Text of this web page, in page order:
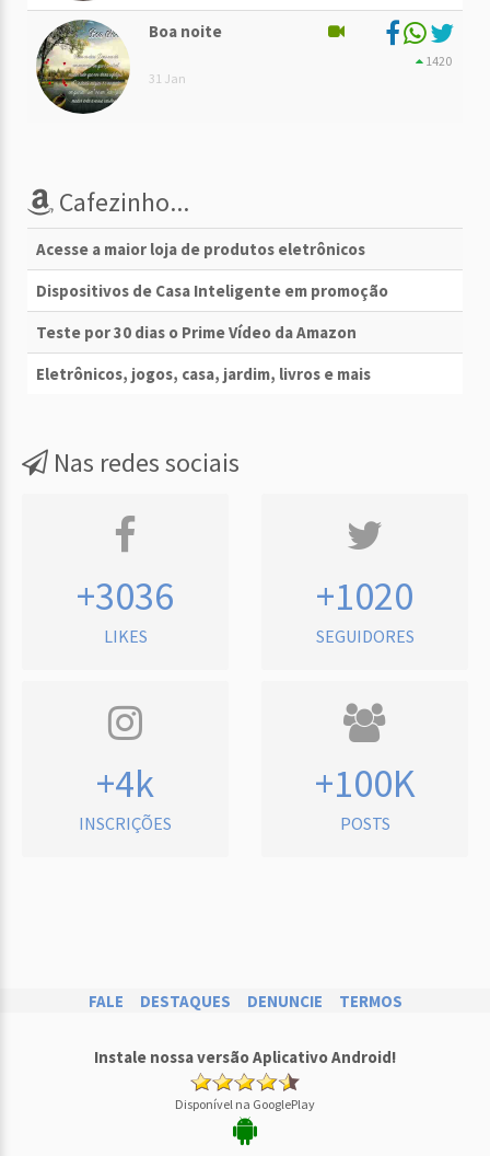
Boa noite
31 Jan
1420
Cafezinho...
Acesse a maior loja de produtos eletrônicos
Dispositivos de Casa Inteligente em promoção
Teste por 30 dias o Prime Vídeo da Amazon
Eletrônicos, jogos, casa, jardim, livros e mais
Nas redes sociais
+3036
LIKES
+1020
SEGUIDORES
+4k
INSCRIÇÕES
+100K
POSTS
FALE DESTAQUES DENUNCIE TERMOS
Instale nossa versão Aplicativo Android!
Disponível na GooglePlay